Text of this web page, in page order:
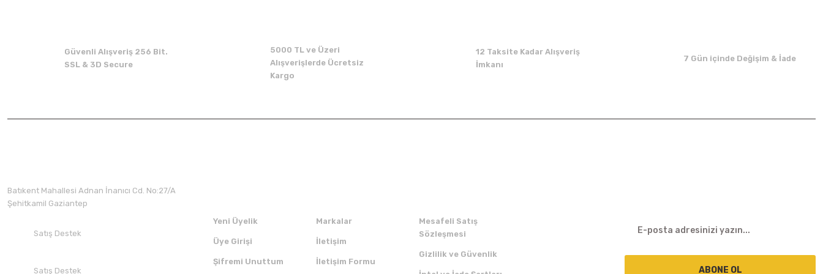
Güvenli Alışveriş 256 Bit.
SSL & 3D Secure
5000 TL ve Üzeri
Alışverişlerde Ücretsiz
Kargo
12 Taksite Kadar Alışveriş
İmkanı
7 Gün içinde Değişim & İade
Batıkent Mahallesi Adnan İnanıcı Cd. No:27/A
Şehitkamil Gaziantep
Satış Destek
Satış Destek
Yeni Üyelik
Üye Girişi
Şifremi Unuttum
Markalar
İletişim
İletişim Formu
Mesafeli Satış
Sözleşmesi
Gizlilik ve Güvenlik
ABONE OL